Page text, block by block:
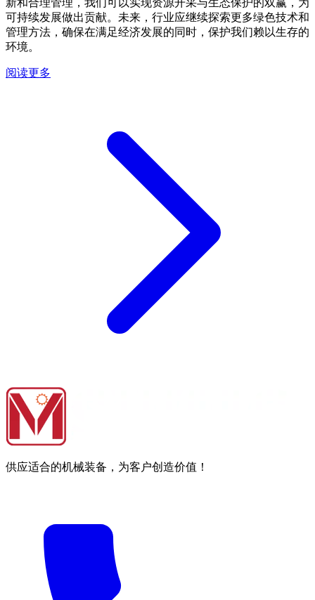
新和合理管理，我们可以实现资源开采与生态保护的双赢，为
可持续发展做出贡献。未来，行业应继续探索更多绿色技术和
管理方法，确保在满足经济发展的同时，保护我们赖以生存的
环境。
阅读更多
供应适合的机械装备，为客户创造价值！